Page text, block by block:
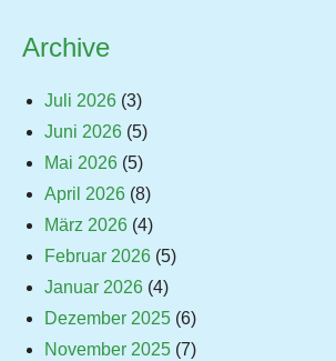
Archive
Juli 2026 (3)
Juni 2026 (5)
Mai 2026 (5)
April 2026 (8)
März 2026 (4)
Februar 2026 (5)
Januar 2026 (4)
Dezember 2025 (6)
November 2025 (7)